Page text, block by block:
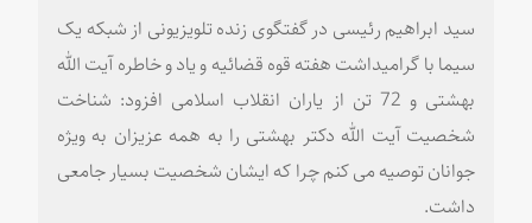
سید ابراهیم رئیسی در گفتگوی زنده تلویزیونی از شبکه یک
سیما با گرامیداشت هفته قوه قضائیه و یاد و خاطره آیت الله
بهشتی و 72 تن از یاران انقلاب اسلامی افزود: شناخت
شخصیت آیت الله دکتر بهشتی را به همه عزیزان به ویژه
جوانان توصیه می کنم چرا که ایشان شخصیت بسیار جامعی
داشت.